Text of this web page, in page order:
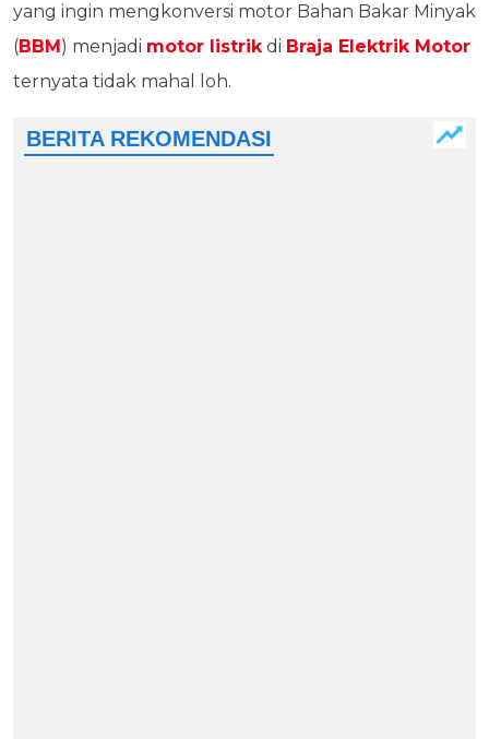
yang ingin mengkonversi motor Bahan Bakar Minyak
(BBM) menjadi motor listrikdi Braja Elektrik Motor
ternyata tidak mahal loh.